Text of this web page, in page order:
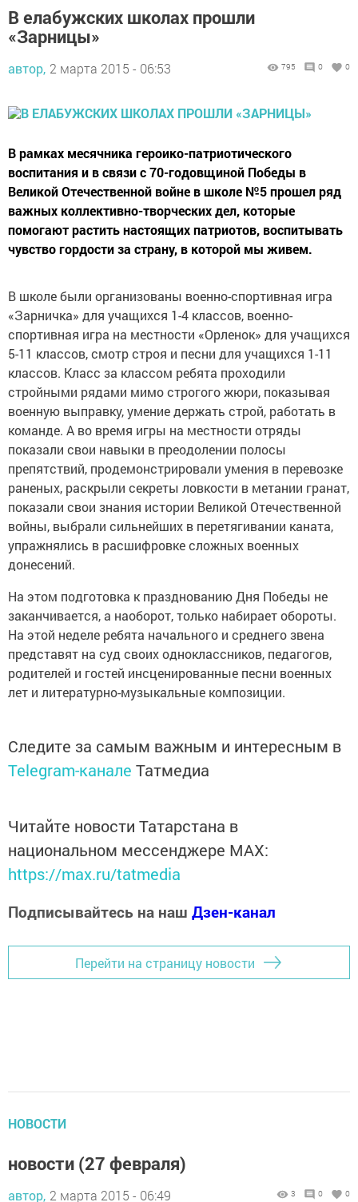
В елабужских школах прошли
«Зарницы»
автор, 2 марта 2015 - 06:53 795 0 0
В рамках месячника героико-патриотического
воспитания и в связи с 70-годовщиной Победы в
Великой Отечественной войне в школе №5 прошел ряд
важных коллективно-творческих дел, которые
помогают растить настоящих патриотов, воспитывать
чувство гордости за страну, в которой мы живем.
В школе были организованы военно-спортивная игра
«Зарничка» для учащихся 1-4 классов, военно-
спортивная игра на местности «Орленок» для учащихся
5-11 классов, смотр строя и песни для учащихся 1-11
классов. Класс за классом ребята проходили
стройными рядами мимо строгого жюри, показывая
военную выправку, умение держать строй, работать в
команде. А во время игры на местности отряды
показали свои навыки в преодолении полосы
препятствий, продемонстрировали умения в перевозке
раненых, раскрыли секреты ловкости в метании гранат,
показали свои знания истории Великой Отечественной
войны, выбрали сильнейших в перетягивании каната,
упражнялись в расшифровке сложных военных
донесений.
На этом подготовка к празднованию Дня Победы не
заканчивается, а наоборот, только набирает обороты.
На этой неделе ребята начального и среднего звена
представят на суд своих одноклассников, педагогов,
родителей и гостей инсценированные песни военных
лет и литературно-музыкальные композиции.
Следите за самым важным и интересным в
Telegram-канале Татмедиа
Читайте новости Татарстана в
национальном мессенджере MАХ:
https://max.ru/tatmedia
Подписывайтесь на наш Дзен-канал
Перейти на страницу новости
НОВОСТИ
новости (27 февраля)
автор, 2 марта 2015 - 06:49 3 0 0